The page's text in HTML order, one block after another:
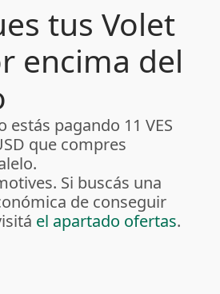
tus Volet
encima del
estás pagando 11 VES
que compres
Si buscás una
de conseguir
el apartado ofertas.